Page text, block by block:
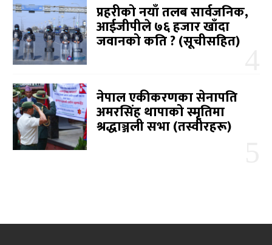
प्रहरीको नयाँ तलब सार्वजनिक,
आईजीपीले ७६ हजार खाँदा
जवानको कति ? (सूचीसहित)
नेपाल एकीकरणका सेनापति
अमरसिंह थापाको स्मृतिमा
श्रद्धाञ्जली सभा (तस्वीरहरू)